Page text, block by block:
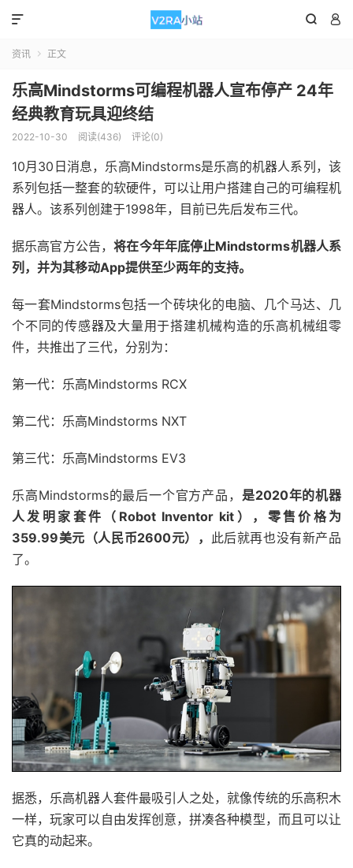
 

资讯  正文
乐高Mindstorms可编程机器人宣布停产 24年
经典教育玩具迎终结
2022-10-30 阅读(436) 评论(0)
10月30日消息，乐高Mindstorms是乐高的机器人系列，该
系列包括一整套的软硬件，可以让用户搭建自己的可编程机
器人。该系列创建于1998年，目前已先后发布三代。
据乐高官方公告，将在今年年底停止Mindstorms机器人系
列，并为其移动App提供至少两年的支持。
每一套Mindstorms包括一个砖块化的电脑、几个马达、几
个不同的传感器及大量用于搭建机械构造的乐高机械组零
件，共推出了三代，分别为：
第一代：乐高Mindstorms RCX
第二代：乐高Mindstorms NXT
第三代：乐高Mindstorms EV3
乐高Mindstorms的最后一个官方产品， 是2020年的机器
人发明家套件（Robot Inventor kit），零售价格为
359.99美元（人民币2600元），
此后就再也没有新产品
了。
据悉，乐高机器人套件最吸引人之处，就像传统的乐高积木
一样，玩家可以自由发挥创意，拼凑各种模型，而且可以让
它真的动起来。